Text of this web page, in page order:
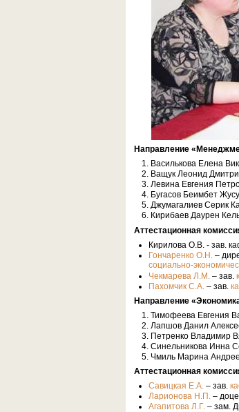
Направление
Василькова Елена
Ващук Леонид
Левина Евгения
Бугасов Беимбет
Джумагалиев Серик
Кирибаев Даурен
Аттестационная
Кирилова О.В. - зав.
Гончаренко О.Н. –
социально-
Чекмарева Л.М. – зав.
Пахомчик С.А. – зав.
Направление
Тимофеева Евгения
Лапшов Данил
Петренко Владимир
Синельникова Инна
Чмиль Марина
Аттестационная
Савицкая Е.А. – зав.
Ларионова Н.П. –
Агапитова Л.Г.– зам.